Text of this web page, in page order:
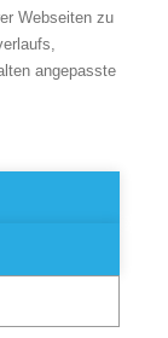
Webseiten zu
angepasste